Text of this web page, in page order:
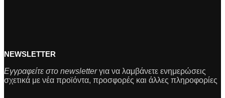
NEWSLETTER
Εγγραφείτε στο newsletterγια να λαμβάνετε ενημερώσεις
σχετικά με νέα προϊόντα, προσφορές και άλλες πληροφορίες